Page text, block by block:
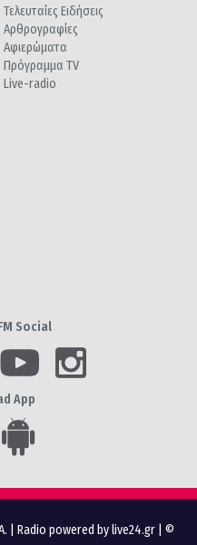
Τελευταίες Ειδήσεις
Αρθρογραφίες
Αφιερώματα
Πρόγραμμα TV
Live-radio
Social
App
Radio powered by live24.gr | ©